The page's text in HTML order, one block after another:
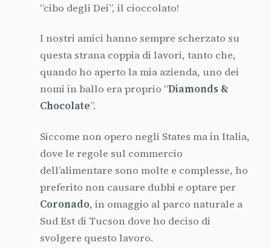
“cibo degli Dei”, il cioccolato!
I nostri amici hanno sempre scherzato su
questa strana coppia di lavori, tanto che,
quando ho aperto la mia azienda, uno dei
nomi in ballo era proprio “Diamonds &
Chocolate”.
Siccome non opero negli States ma in Italia,
dove le regole sul commercio
dell’alimentare sono molte e complesse, ho
preferito non causare dubbi e optare per
Coronado, in omaggio al parco naturale a
Sud Est di Tucson dove ho deciso di
svolgere questo lavoro.